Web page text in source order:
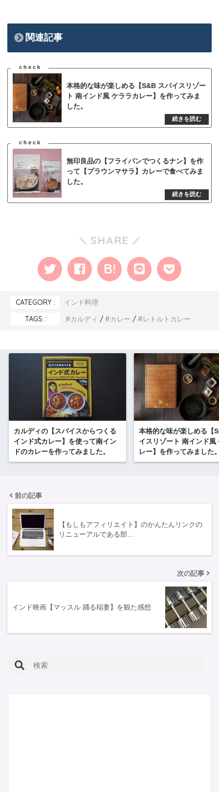
関連記事
本格的な味が楽しめる【S&B スパイスリゾー
ト 南インド風 ケララカレー】を作ってみま
した。
無印良品の【フライパンでつくるナン】を作
って【プラウンマサラ】カレーで食べてみま
した。
SHARE
CATEGORY :
インド料理
TAGS :
カルディ カレー レトルトカレー
カルディの【スパイスからつくる
インド式カレー】を使って南イン
ドのカレーを作ってみました。
本格的な味が楽しめる【
イスリゾート 南インド風
レー】を作ってみました
前の記事
【もしもアフィリエイト】のかんたんリンクの
リニューアルである部…
次の記事
インド映画【マッスル 踊る稲妻】を観た感想